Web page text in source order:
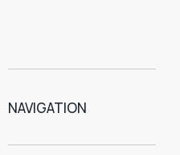
NAVIGATION